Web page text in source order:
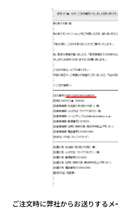
ご注文時に弊社からお送りする